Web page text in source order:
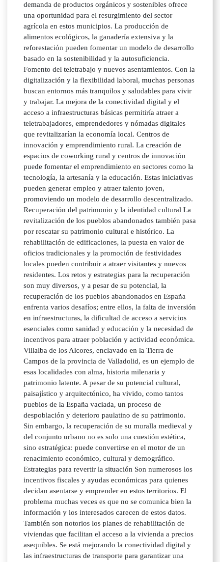
demanda de productos orgánicos y sostenibles ofrece
una oportunidad para el resurgimiento del sector
agrícola en estos municipios. La producción de
alimentos ecológicos, la ganadería extensiva y la
reforestación pueden fomentar un modelo de desarrollo
basado en la sostenibilidad y la autosuficiencia.
Fomento del teletrabajo y nuevos asentamientos. Con la
digitalización y la flexibilidad laboral, muchas personas
buscan entornos más tranquilos y saludables para vivir
y trabajar. La mejora de la conectividad digital y el
acceso a infraestructuras básicas permitiría atraer a
teletrabajadores, emprendedores y nómadas digitales
que revitalizarían la economía local. Centros de
innovación y emprendimiento rural. La creación de
espacios de coworking rural y centros de innovación
puede fomentar el emprendimiento en sectores como la
tecnología, la artesanía y la educación. Estas iniciativas
pueden generar empleo y atraer talento joven,
promoviendo un modelo de desarrollo descentralizado.
Recuperación del patrimonio y la identidad cultural La
revitalización de los pueblos abandonados también pasa
por rescatar su patrimonio cultural e histórico. La
rehabilitación de edificaciones, la puesta en valor de
oficios tradicionales y la promoción de festividades
locales pueden contribuir a atraer visitantes y nuevos
residentes. Los retos y estrategias para la recuperación
son muy diversos, y a pesar de su potencial, la
recuperación de los pueblos abandonados en España
enfrenta varios desafíos; entre ellos, la falta de inversión
en infraestructuras, la dificultad de acceso a servicios
esenciales como sanidad y educación y la necesidad de
incentivos para atraer población y actividad económica.
Villalba de los Alcores, enclavado en la Tierra de
Campos de la provincia de Valladolid, es un ejemplo de
esas localidades con alma, historia milenaria y
patrimonio latente. A pesar de su potencial cultural,
paisajístico y arquitectónico, ha vivido, como tantos
pueblos de la España vaciada, un proceso de
despoblación y deterioro paulatino de su patrimonio.
Sin embargo, la recuperación de su muralla medieval y
del conjunto urbano no es solo una cuestión estética,
sino estratégica: puede convertirse en el motor de un
renacimiento económico, cultural y demográfico.
Estrategias para revertir la situación Son numerosos los
incentivos fiscales y ayudas económicas para quienes
decidan asentarse y emprender en estos territorios. El
problema muchas veces es que no se comunica bien la
información y los interesados carecen de estos datos.
También son notorios los planes de rehabilitación de
viviendas que facilitan el acceso a la vivienda a precios
asequibles. Se está mejorando la conectividad digital y
las infraestructuras de transporte para garantizar una